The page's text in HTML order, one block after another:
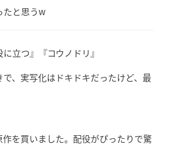
たと思うw
立つ』『コウノドリ』
、実写化はドキドキだったけど、最
作を買いました。配役がぴったりで驚